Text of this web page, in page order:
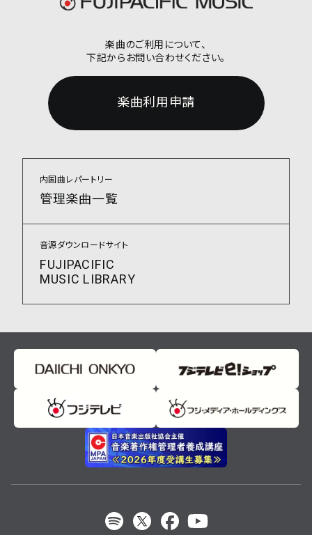
楽曲のご利用について、
下記からお問い合わせください。
楽曲利用申請
内国曲レパートリー
管理楽曲一覧
音源ダウンロードサイト
FUJIPACIFIC
MUSIC LIBRARY